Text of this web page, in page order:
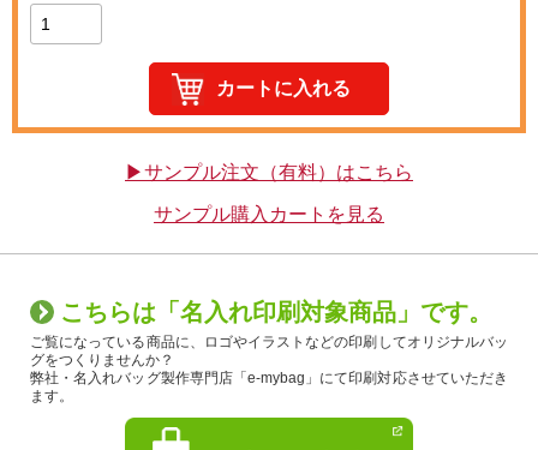
▶サンプル注文（有料）はこちら
サンプル購入カートを見る
こちらは「名入れ印刷対象商品」です。
ご覧になっている商品に、ロゴやイラストなどの印刷してオリジナルバッ
グをつくりませんか？
弊社・名入れバッグ製作専門店「e-mybag」にて印刷対応させていただき
ます。